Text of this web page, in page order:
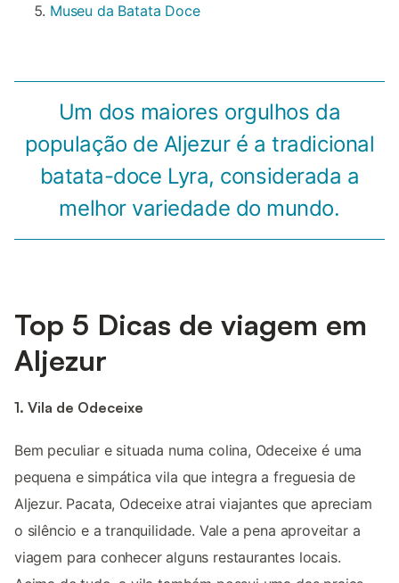
Museu da Batata Doce
Um dos maiores orgulhos da
população de Aljezur é a tradicional
batata-doce Lyra, considerada a
melhor variedade do mundo.
Top 5 Dicas de viagem em
Aljezur
1. Vila de Odeceixe
Bem peculiar e situada numa colina, Odeceixe é uma
pequena e simpática vila que integra a freguesia de
Aljezur. Pacata, Odeceixe atrai viajantes que apreciam
o silêncio e a tranquilidade. Vale a pena aproveitar a
viagem para conhecer alguns restaurantes locais.